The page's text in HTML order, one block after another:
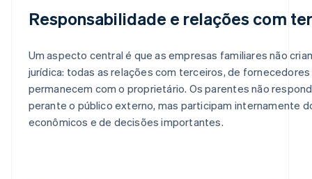
Responsabilidade e relações com
Um aspecto central é que as empresas familiares não
jurídica: todas as relações com terceiros, de
permanecem com o proprietário. Os parentes não
perante o público externo, mas participam internamente
econômicos e de decisões importantes.